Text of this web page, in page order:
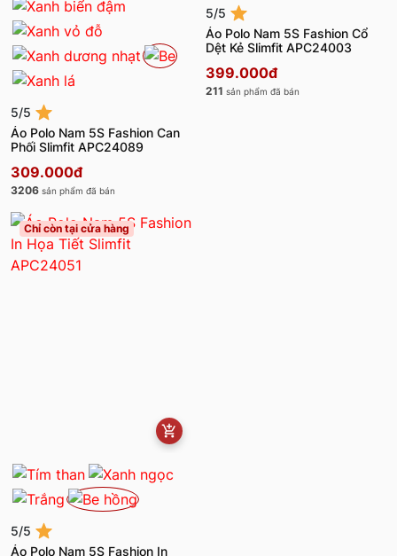
5/5
Áo Polo Nam 5S Fashion Can
Phối Slimfit APC24089
309.000đ
3206 sản phẩm đã bán
5/5
Áo Polo Nam 5S Fashion Cổ
Dệt Kẻ Slimfit APC24003
399.000đ
211 sản phẩm đã bán
Chỉ còn tại cửa hàng
5/5
Áo Polo Nam 5S Fashion In